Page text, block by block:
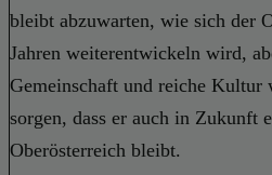
bleibt abzuwarten, wie sich der
Jahren weiterentwickeln wird,
Gemeinschaft und reiche Kultur
sorgen, dass er auch in Zukunft
Oberösterreich bleibt.